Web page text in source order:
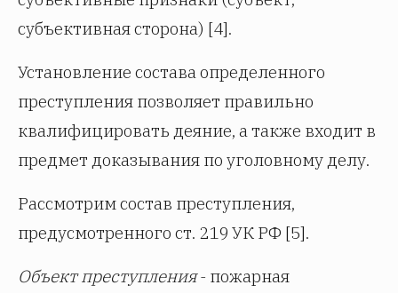
субъективная сторона) [4].
Установление состава определенного
преступления позволяет правильно
квалифицировать деяние, а также входит в
предмет доказывания по уголовному делу.
Рассмотрим состав преступления,
предусмотренного ст. 219 УК РФ [5].
Объект преступления- пожарная